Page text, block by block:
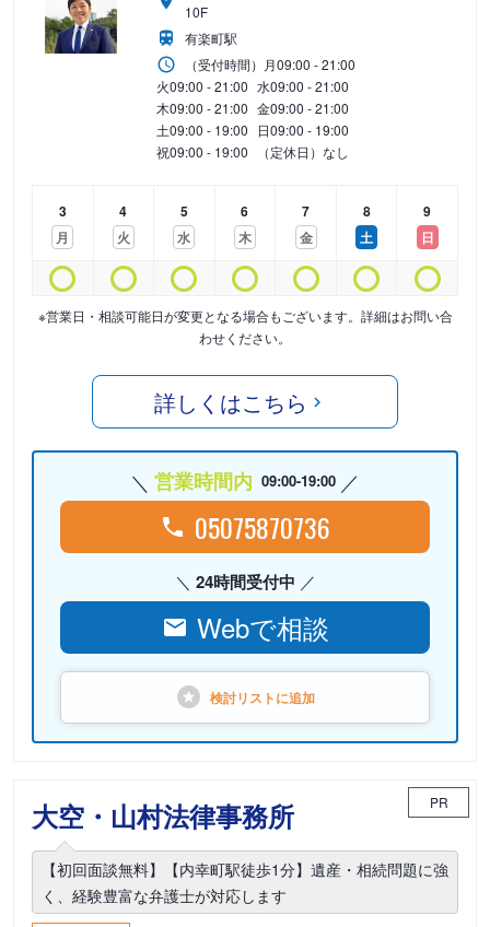
10F
有楽町駅
（受付時間） 月09:00 - 21:00
火09:00 - 21:00 水09:00 - 21:00
木09:00 - 21:00 金09:00 - 21:00
土09:00 - 19:00 日09:00 - 19:00
祝09:00 - 19:00 （定休日）なし
3
月
4
火
5
水
6
木
7
金
8
土
9
日
※営業日・相談可能日が変更となる場合もございます。詳細はお問い合
わせください。
詳しくはこちら
営業時間内 09:00-19:00
05075870736
24時間受付中
Webで相談
検討リストに追加
大空・山村法律事務所 PR
【初回面談無料】【内幸町駅徒歩1分】遺産・相続問題に強
く、経験豊富な弁護士が対応します